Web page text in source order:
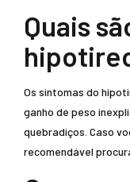
Quais
Os sintomas do
ganho de peso
quebradiços. Caso
recomendável